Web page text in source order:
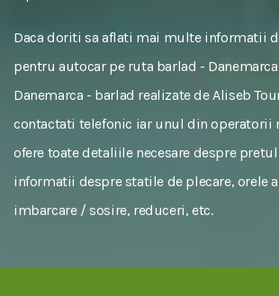
Daca doriti sa aflati mai multe informatii
pentru autocar pe ruta barlad -
Danemarca - barlad realizate de Aliseb
contactati telefonic iar unul din operatorii
ofere toate detaliile necesare despre
informatii despre statile de plecare, orele
imbarcare / sosire, reduceri, etc.